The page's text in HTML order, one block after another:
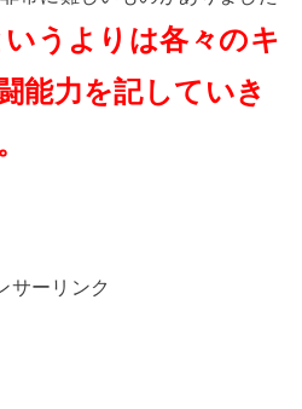
うよりは各々のキ
能力を記していき
サーリンク